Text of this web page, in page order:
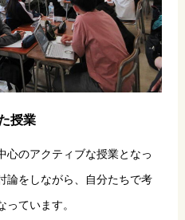
授業
心のアクティブな授業となっ
論をしながら、自分たちで考
ています。